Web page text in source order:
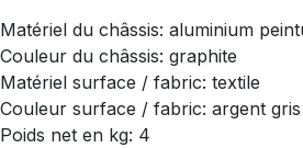
Matériel du châssis: aluminium
Couleur du châssis: graphite
Matériel surface / fabric: textile
Couleur surface / fabric: argent gris
Poids net en kg: 4